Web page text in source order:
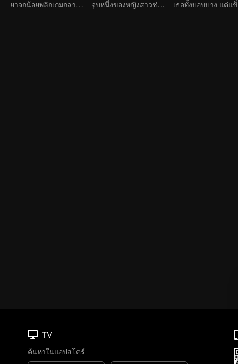
ยาจกน้อยพลิกเกมกลายเป็นประธานจอมเผด็จการไล่จีบรักแรก
จูบหนึ่งของหญิงสาวช่วยชีวิตท่านประธานผู้เปลี่ยนร้อยร่าง
TV
ค้นหาในแอปสโตร์